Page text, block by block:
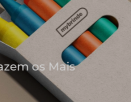
Onde Nascem
Ideias
Cadernos e